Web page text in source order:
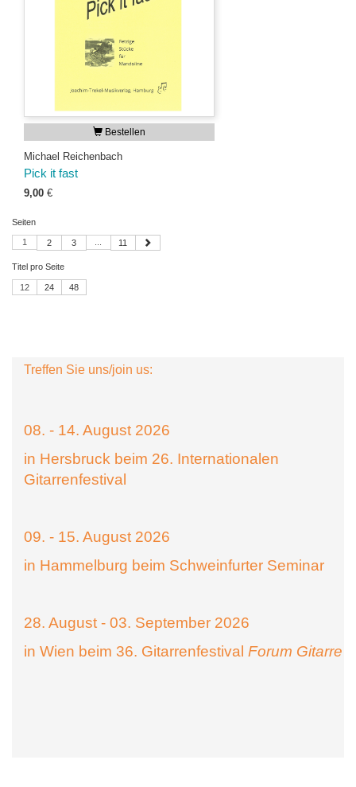
Bestellen
Michael Reichenbach
Pick it fast
9,00 €
Seiten
1 2 3 ... 11
Titel pro Seite
12 24 48
Treffen Sie uns/join us:
08. - 14. August 2026
in Hersbruck beim 26. Internationalen
Gitarrenfestival
09. - 15. August 2026
in Hammelburg beim Schweinfurter Seminar
28. August - 03. September 2026
in Wien beim 36. Gitarrenfestival Forum Gitarre